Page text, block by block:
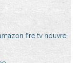
fire tv nouvre